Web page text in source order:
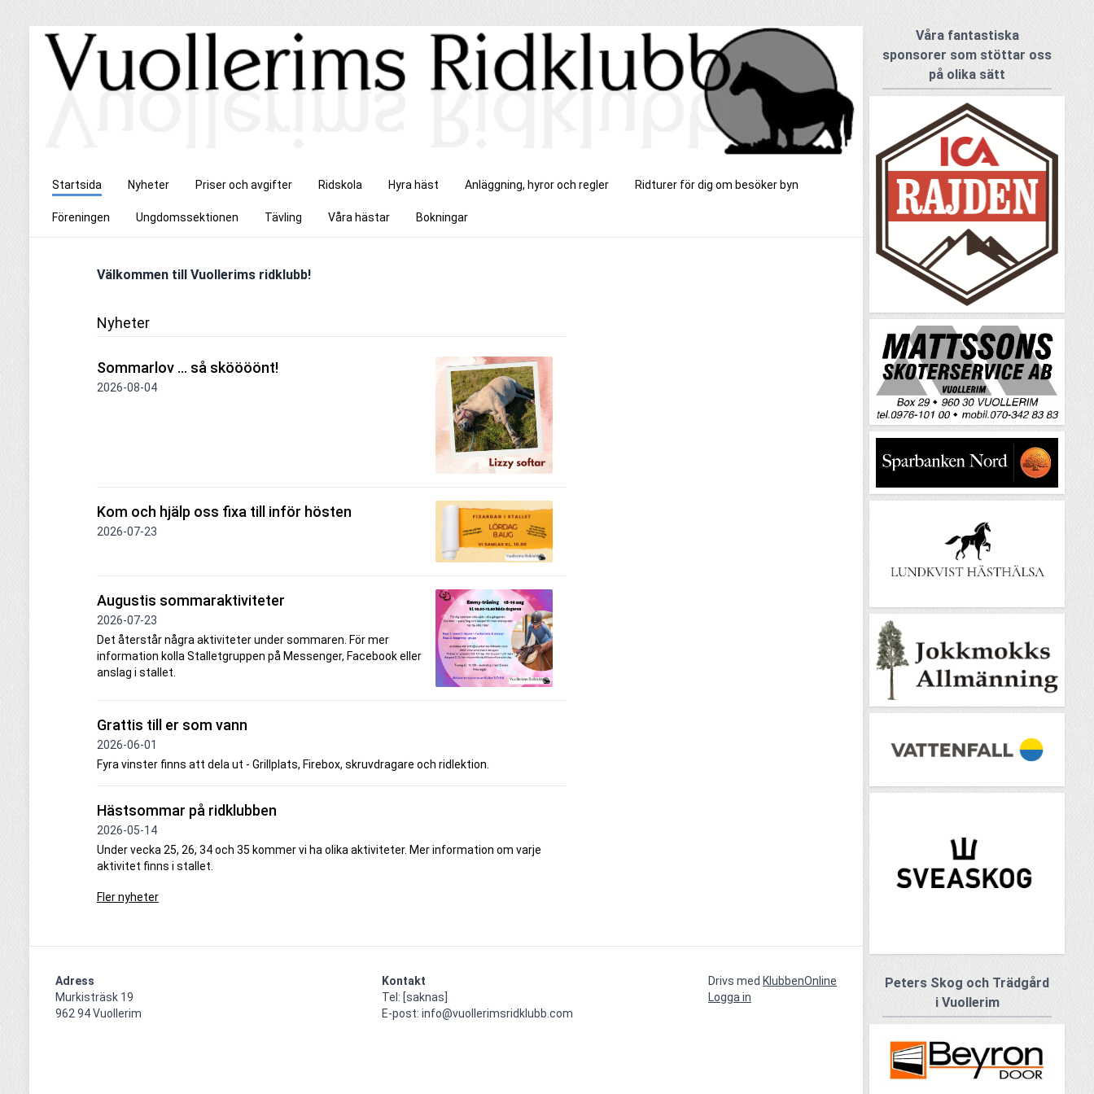
Startsida Nyheter Priser och avgifter Ridskola Hyra häst Anläggning, hyror och regler Ridturer för dig om besöker byn
Föreningen Ungdomssektionen Tävling Våra hästar Bokningar
Välkommen till Vuollerims ridklubb!
Nyheter
Sommarlov ... så sköööönt!
2026-08-04
Kom och hjälp oss fixa till inför hösten
2026-07-23
Augustis sommaraktiviteter
2026-07-23
Det återstår några aktiviteter under sommaren. För mer
information kolla Stalletgruppen på Messenger, Facebook eller
anslag i stallet.
Grattis till er som vann
2026-06-01
Fyra vinster finns att dela ut - Grillplats, Firebox, skruvdragare och ridlektion.
Hästsommar på ridklubben
2026-05-14
Under vecka 25, 26, 34 och 35 kommer vi ha olika aktiviteter. Mer information om varje
aktivitet finns i stallet.
Fler nyheter
Adress
Murkisträsk 19
962 94 Vuollerim
Kontakt
Tel: [saknas]
E-post: info@vuollerimsridklubb.com
Drivs med KlubbenOnline
Logga in
Våra fantastiska
sponsorer som stöttar oss
på olika sätt
Peters Skog och Trädgård
i Vuollerim